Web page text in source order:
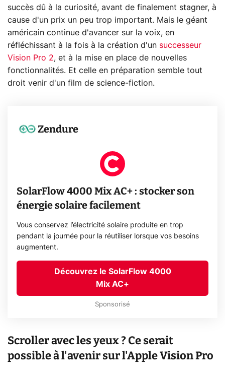
succès dû à la curiosité, avant de finalement stagner, à
cause d'un prix un peu trop important. Mais le géant
américain continue d'avancer sur la voix, en
réfléchissant à la fois à la création d'un successeur
Vision Pro 2, et à la mise en place de nouvelles
fonctionnalités. Et celle en préparation semble tout
droit venir d'un film de science-fiction.
Zendure
SolarFlow 4000 Mix AC+ : stocker son
énergie solaire facilement
Vous conservez l’électricité solaire produite en trop
pendant la journée pour la réutiliser lorsque vos besoins
augmentent.
Découvrez le SolarFlow 4000
Mix AC+
Sponsorisé
Scroller avec les yeux ? Ce serait
possible à l'avenir sur l'Apple Vision Pro